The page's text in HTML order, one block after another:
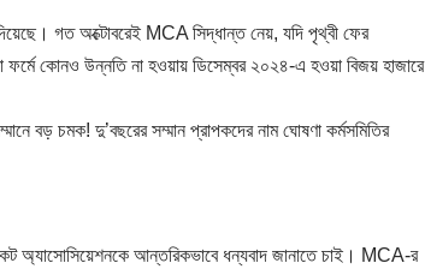
গত অক্টোবরেই MCA সিদ্ধান্ত নেয়, যদি পৃথ্বী ফের
কোনও উন্নতি না হওয়ায় ডিসেম্বর ২০২৪-এ হওয়া বিজয় হাজারে
চমক! দু’বছরের সম্মান প্রাপকদের নাম ঘোষণা কর্মসমিতির
অ্যাসোসিয়েশনকে আন্তরিকভাবে ধন্যবাদ জানাতে চাই। MCA-র